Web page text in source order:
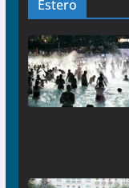
Estero